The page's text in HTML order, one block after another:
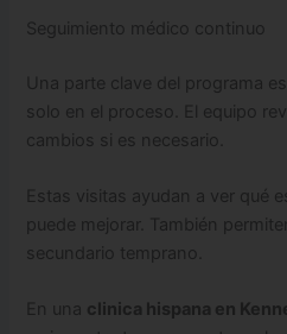
Seguimiento médico continuo
Una parte clave del programa
solo en el proceso. El equipo
cambios si es necesario.
Estas visitas ayudan a ver qué
puede mejorar. También
secundario temprano.
En una clinica hispana en